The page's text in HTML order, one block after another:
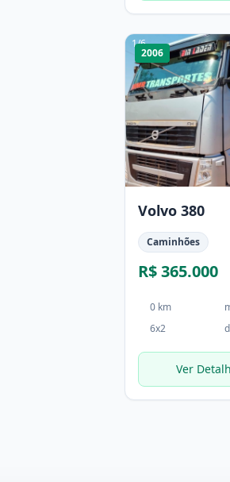
1/6
2006
Volvo 380
Caminhões
R$ 365.000
0 km
6x2
Ver